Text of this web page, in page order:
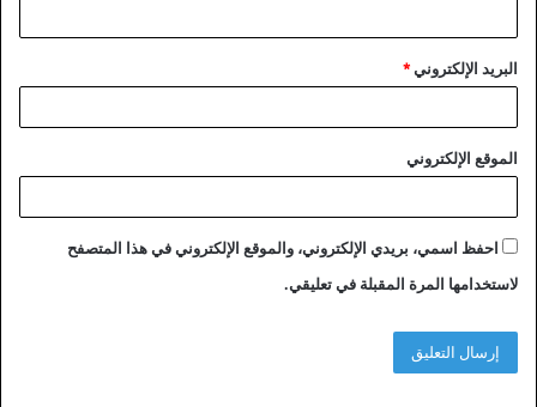
البريد الإلكتروني*
الموقع الإلكتروني
احفظ اسمي، بريدي الإلكتروني، والموقع الإلكتروني في هذا المتصفح
لاستخدامها المرة المقبلة في تعليقي.